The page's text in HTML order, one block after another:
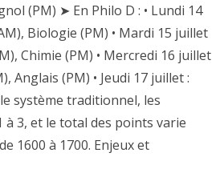
(PM) ➤ En Philo D : • Lundi 14
Biologie (PM) • Mardi 15 juillet
Chimie (PM) • Mercredi 16 juillet
Anglais (PM) • Jeudi 17 juillet :
système traditionnel, les
à 3, et le total des points varie
1600 à 1700. Enjeux et